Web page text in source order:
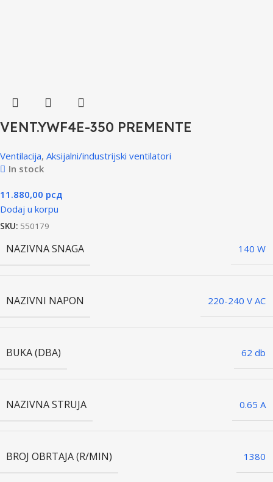
VENT.YWF4E-350 PREMENTE
Ventilacija, Aksijalni/industrijski ventilatori
In stock
11.880,00 рсд
Dodaj u korpu
SKU: 550179
NAZIVNA SNAGA 140 W
NAZIVNI NAPON 220-240 V AC
BUKA (DBA) 62 db
NAZIVNA STRUJA 0.65 A
BROJ OBRTAJA (R/MIN) 1380